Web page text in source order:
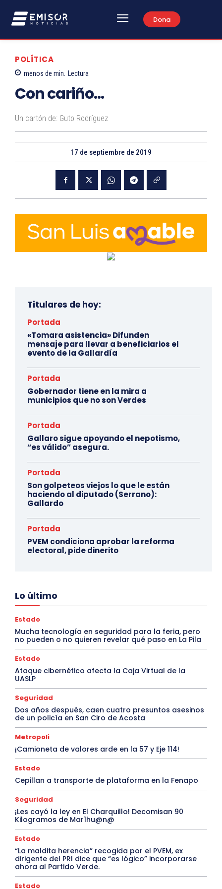
Dona
POLÍTICA
menos de min. Lectura
Con cariño…
Un cartón de: Guto Rodríguez
17 de septiembre de 2019
Titulares de hoy:
Portada
«Tomara asistencia» Difunden
mensaje para llevar a beneficiarios el
evento de la Gallardía
Portada
Gobernador tiene en la mira a
municipios que no son Verdes
Portada
Gallaro sigue apoyando el nepotismo,
“es válido” asegura.
Portada
Son golpeteos viejos lo que le están
haciendo al diputado (Serrano):
Gallardo
Portada
PVEM condiciona aprobar la reforma
electoral, pide dinerito
Lo último
Estado
Mucha tecnología en seguridad para la feria, pero
no pueden o no quieren revelar qué paso en La Pila
Estado
Ataque cibernético afecta la Caja Virtual de la
UASLP
Seguridad
Dos años después, caen cuatro presuntos asesinos
de un policía en San Ciro de Acosta
Metropoli
¡Camioneta de valores arde en la 57 y Eje 114!
Estado
Cepillan a transporte de plataforma en la Fenapo
Seguridad
¡Les cayó la ley en El Charquillo! Decomisan 90
Kilogramos de Mar1hu@n@
Estado
“La maldita herencia” recogida por el PVEM, ex
dirigente del PRI dice que “es lógico” incorporarse
ahora al Partido Verde.
Estado